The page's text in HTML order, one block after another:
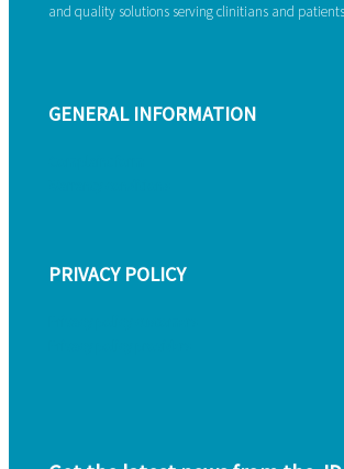
and quality solutions serving clinitians and
GENERAL INFORMATION
PRIVACY POLICY